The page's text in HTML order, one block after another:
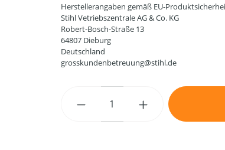
Herstellerangaben gemäß EU-
Stihl Vetriebszentrale AG & Co. KG
Robert-Bosch-Straße 13
64807 Dieburg
Deutschland
grosskundenbetreuung@stihl.de
Produkt Anzahl: Gib